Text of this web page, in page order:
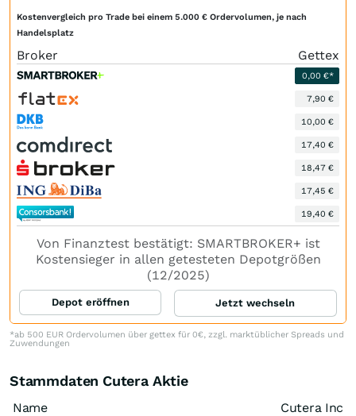
Kostenvergleich pro Trade bei einem 5.000 € Ordervolumen, je nach
Handelsplatz
Broker Gettex
0,00 €*
7,90 €
10,00 €
17,40 €
18,47 €
17,45 €
19,40 €
Von Finanztest bestätigt: SMARTBROKER+ ist
Kostensieger in allen getesteten Depotgrößen
(12/2025)
Depot eröffnen Jetzt wechseln
*ab 500 EUR Ordervolumen über gettex für 0€, zzgl. marktüblicher Spreads und
Zuwendungen
Stammdaten Cutera Aktie
Name
Cutera Inc